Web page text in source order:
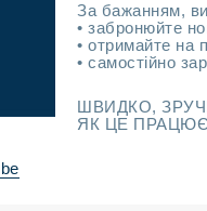
За бажанням,
• забронюйте
• отримайте на
• самостійно
ШВИДКО,
ЯК ЦЕ ПРАЦЮЄ